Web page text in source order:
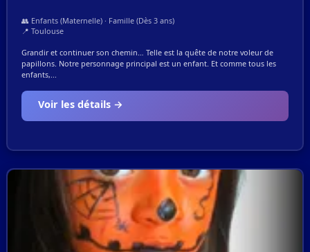
👥 Enfants (Maternelle) · Famille (Dès 3 ans)
📍 Toulouse
Grandir et continuer son chemin… Telle est la quête de notre voleur de
papillons. Notre personnage principal est un enfant. Et comme tous les
enfants,...
Voir les détails →